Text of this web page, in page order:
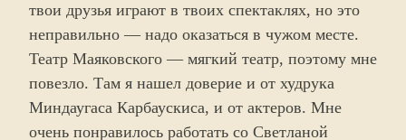
твои друзья играют в твоих спектаклях, но это
неправильно — надо оказаться в чужом месте.
Театр Маяковского — мягкий театр, поэтому мне
повезло. Там я нашел доверие и от худрука
Миндаугаса Карбаускиса, и от актеров. Мне
очень понравилось работать со Светланой